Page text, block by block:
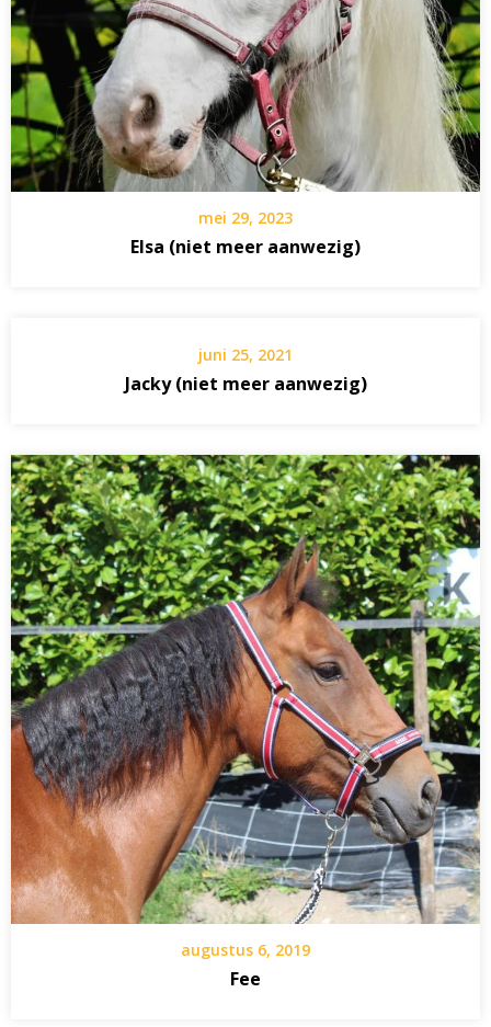
mei 29, 2023
Elsa (niet meer aanwezig)
juni 25, 2021
Jacky (niet meer aanwezig)
augustus 6, 2019
Fee